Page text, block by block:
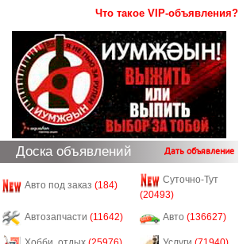
Что такое VIP-объявления?
Доска объявлений Дать объявление
Авто под заказ (184)
Суточно-Тут
(20493)
Автозапчасти (11642) Авто (136627)